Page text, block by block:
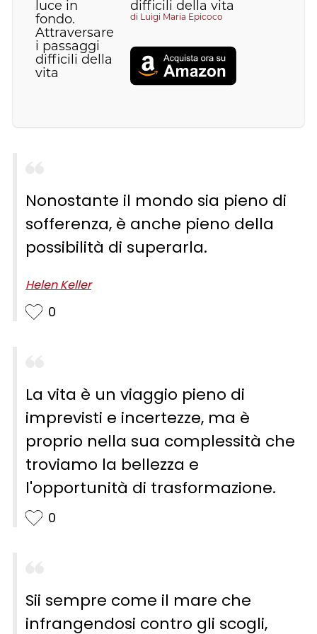
difficili della vita
di Luigi Maria Epicoco
Nonostante il mondo sia pieno di
sofferenza, è anche pieno della
possibilità di superarla.
Helen Keller
0
La vita è un viaggio pieno di
imprevisti e incertezze, ma è
proprio nella sua complessità che
troviamo la bellezza e
l'opportunità di trasformazione.
0
Sii sempre come il mare che
infrangendosi contro gli scogli,